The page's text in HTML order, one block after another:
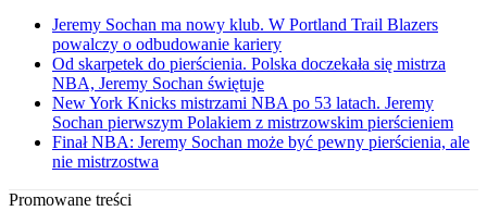
Jeremy Sochan ma nowy klub. W Portland Trail Blazers
powalczy o odbudowanie kariery
Od skarpetek do pierścienia. Polska doczekała się mistrza
NBA, Jeremy Sochan świętuje
New York Knicks mistrzami NBA po 53 latach. Jeremy
Sochan pierwszym Polakiem z mistrzowskim pierścieniem
Finał NBA: Jeremy Sochan może być pewny pierścienia, ale
nie mistrzostwa
Promowane treści